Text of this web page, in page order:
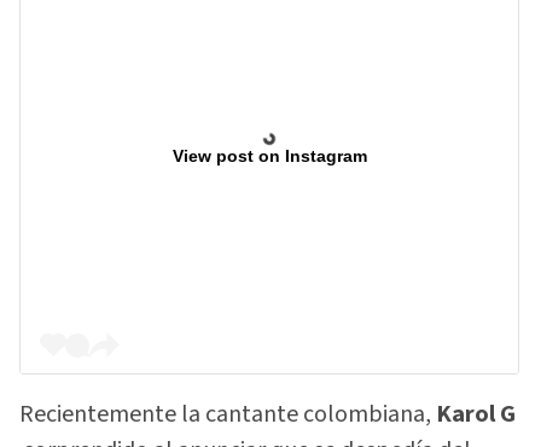
View post on Instagram
Recientemente la cantante colombiana, Karol G